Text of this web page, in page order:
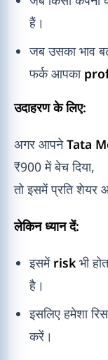
हैं।
जब उसका भाव
फर्क आपका
उदाहरण के लिए:
अगर आपनेTata
₹900 में बेच दिया,
तो इसमें प्रति शेयर
लेकिन ध्यान दें:
इसमें risk भी
है।
इसलिए हमेशा
करें।